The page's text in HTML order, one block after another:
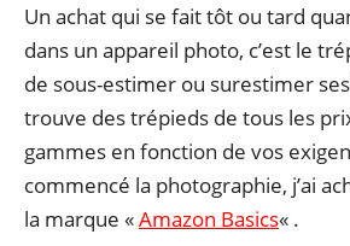
Un achat qui se fait tôt ou tard
dans un appareil photo, c’est le
de sous-estimer ou surestimer
trouve des trépieds de tous les
gammes en fonction de vos
commencé la photographie, j’ai
la marque «Amazon Basics« .